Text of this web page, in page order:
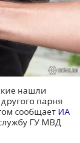
нашли
парня
сообщает ИА
ГУ МВД